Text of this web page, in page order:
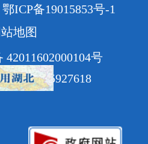
ICP备19015853号-1
地图
号
电话：85927618